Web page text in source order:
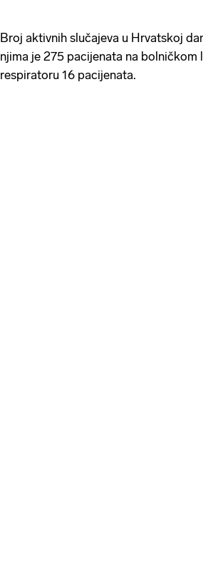
Broj aktivnih slučajeva u Hrvatskoj
njima je 275 pacijenata na bolničkom
respiratoru 16 pacijenata.